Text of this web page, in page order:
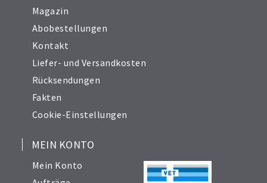
Magazin
Abobestellungen
Kontakt
Liefer- und Versandkosten
Rücksendungen
Fakten
Cookie-Einstellungen
MEIN KONTO
Mein Konto